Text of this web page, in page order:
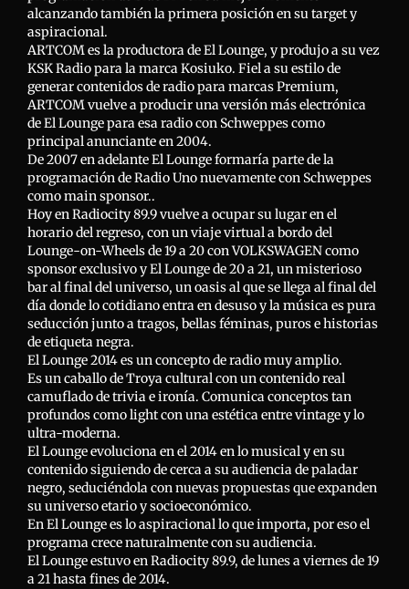
alcanzando también la primera posición en su target y
aspiracional.
ARTCOM es la productora de El Lounge, y produjo a su vez
KSK Radio para la marca Kosiuko. Fiel a su estilo de
generar contenidos de radio para marcas Premium,
ARTCOM vuelve a producir una versión más electrónica
de El Lounge para esa radio con Schweppes como
principal anunciante en 2004.
De 2007 en adelante El Lounge formaría parte de la
programación de Radio Uno nuevamente con Schweppes
como main sponsor..
Hoy en Radiocity 89.9 vuelve a ocupar su lugar en el
horario del regreso, con un viaje virtual a bordo del
Lounge-on-Wheels de 19 a 20 con VOLKSWAGEN como
sponsor exclusivo y El Lounge de 20 a 21, un misterioso
bar al final del universo, un oasis al que se llega al final del
día donde lo cotidiano entra en desuso y la música es pura
seducción junto a tragos, bellas féminas, puros e historias
de etiqueta negra.
El Lounge 2014 es un concepto de radio muy amplio.
Es un caballo de Troya cultural con un contenido real
camuflado de trivia e ironía. Comunica conceptos tan
profundos como light con una estética entre vintage y lo
ultra-moderna.
El Lounge evoluciona en el 2014 en lo musical y en su
contenido siguiendo de cerca a su audiencia de paladar
negro, seduciéndola con nuevas propuestas que expanden
su universo etario y socioeconómico.
En El Lounge es lo aspiracional lo que importa, por eso el
programa crece naturalmente con su audiencia.
El Lounge estuvo en Radiocity 89.9, de lunes a viernes de 19
a 21 hasta fines de 2014.